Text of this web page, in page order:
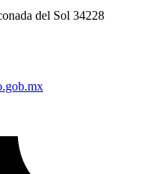
del Sol 34228